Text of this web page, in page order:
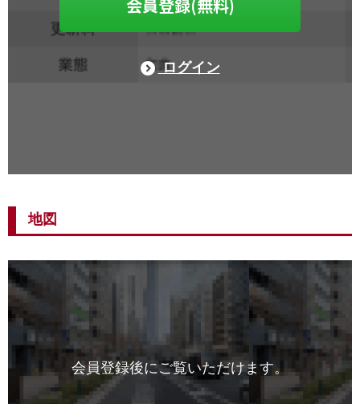
会員登録(無料)
ログイン
地図
会員登録後にご覧いただけます。